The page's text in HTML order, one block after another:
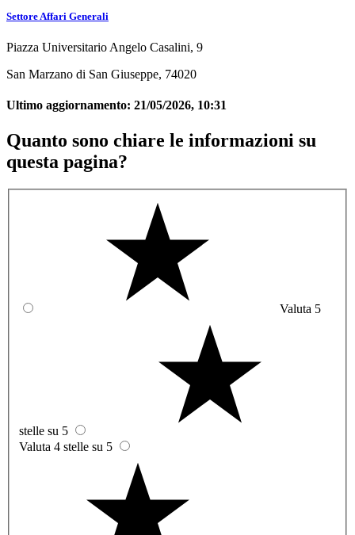
Settore Affari Generali
Piazza Universitario Angelo Casalini, 9
San Marzano di San Giuseppe, 74020
Ultimo aggiornamento: 21/05/2026, 10:31
Quanto sono chiare le informazioni su
questa pagina?
Valuta 5
stelle su 5
Valuta 4 stelle su 5